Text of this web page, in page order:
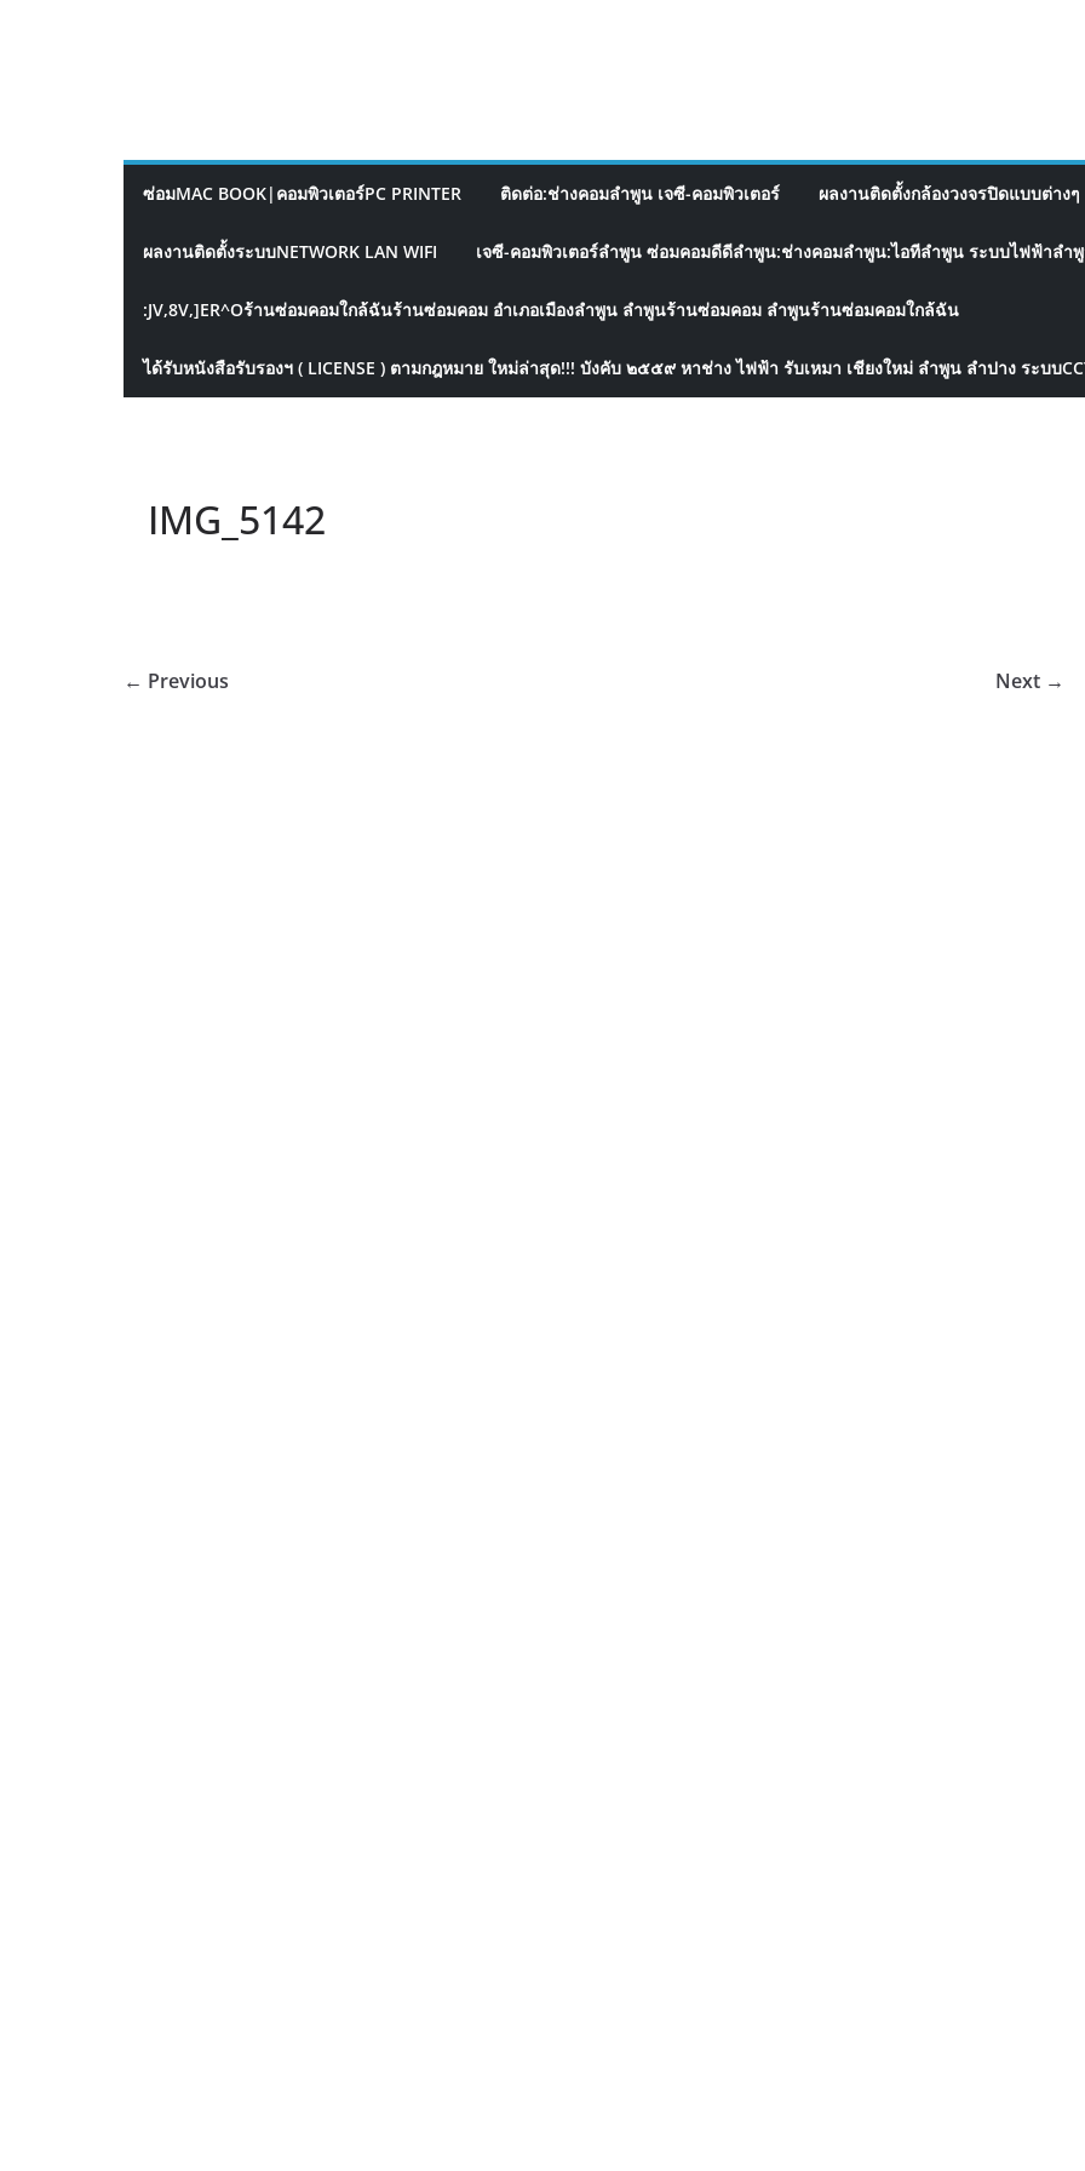
ซ่อมMAC BOOK|คอมพิวเตอร์PC PRINTER ติดต่อ:ช่างคอมลำพูน เจซี-คอมพิวเตอร์ ผลงานติดตั้งกล้องวงจรปิดแบบต่าง
ผลงานติดตั้งระบบNETWORK LAN WIFI เจซี-คอมพิวเตอร์ลำพูน ซ่อมคอมดีดีลำพูน:ช่างคอมลำพูน:ไอทีลำพูน ระบบไฟฟ้าลำ
:JV,8V,]ER^Oร้านซ่อมคอมใกล้ฉันร้านซ่อมคอม อำเภอเมืองลำพูน ลำพูนร้านซ่อมคอม ลำพูนร้านซ่อมคอมใกล้ฉัน
ได้รับหนังสือรับรองฯ ( LICENSE ) ตามกฎหมาย ใหม่ล่าสุด!!! บังคับ ๒๕๕๙ หาช่าง ไฟฟ้า รับเหมา เชียงใหม่ ลำพูน ลำปาง ระบบ
IMG_5142
← Previous Next →